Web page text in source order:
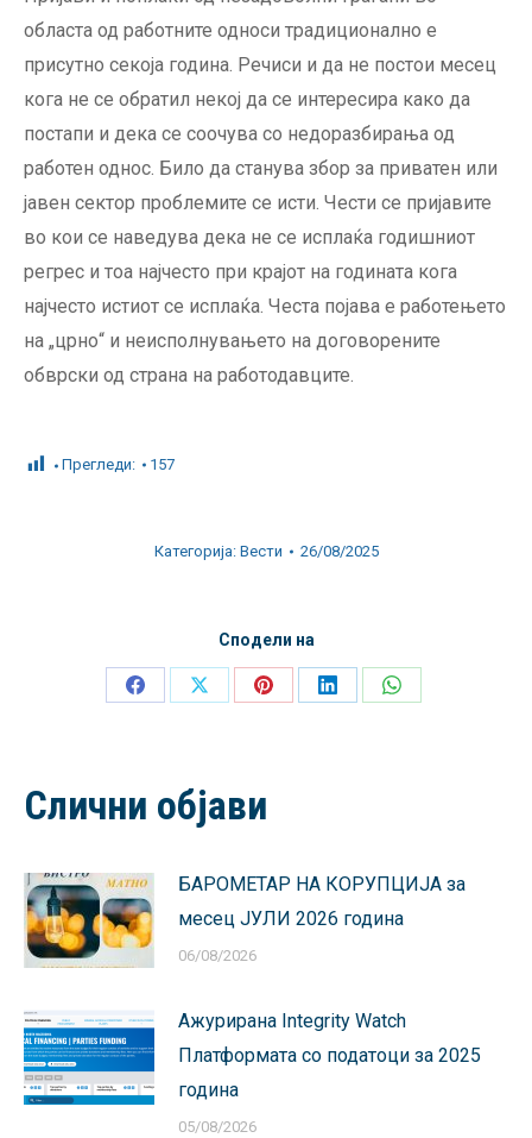
областа од работните односи традиционално е
присутно секоја година. Речиси и да не постои месец
кога не се обратил некој да се интересира како да
постапи и дека се соочува со недоразбирања од
работен однос. Било да станува збор за приватен или
јавен сектор проблемите се исти. Чести се пријавите
во кои се наведува дека не се исплаќа годишниот
регрес и тоа најчесто при крајот на годината кога
најчесто истиот се исплаќа. Честа појава е работењето
на „црно“ и неисполнувањето на договорените
обврски од страна на работодавците.
Прегледи: 157
Категорија: Вести 26/08/2025
Сподели на
Share
Share
Share
Share
Share
Слични објави
БАРОМЕТАР НА КОРУПЦИЈА за
месец ЈУЛИ 2026 година
06/08/2026
Ажурирана Integrity Watch
Платформата со податоци за 2025
година
05/08/2026